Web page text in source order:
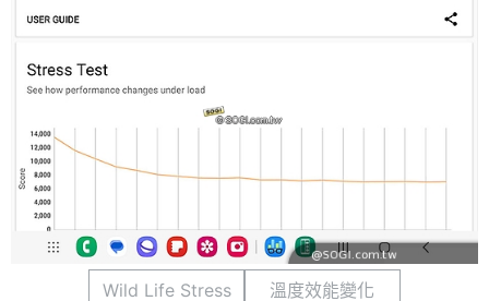
Wild Life Stress
溫度效能變化